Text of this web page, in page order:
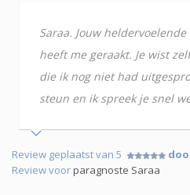
Saraa. Jouw
heeft me geraakt. Je wist
die ik nog niet had
steun en ik spreek je snel
Review geplaatst van 5
Review voorparagnoste Saraa